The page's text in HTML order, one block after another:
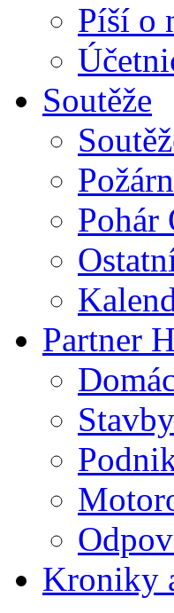
Píší o
Soutěže
Pohár
Partner
Kroniky